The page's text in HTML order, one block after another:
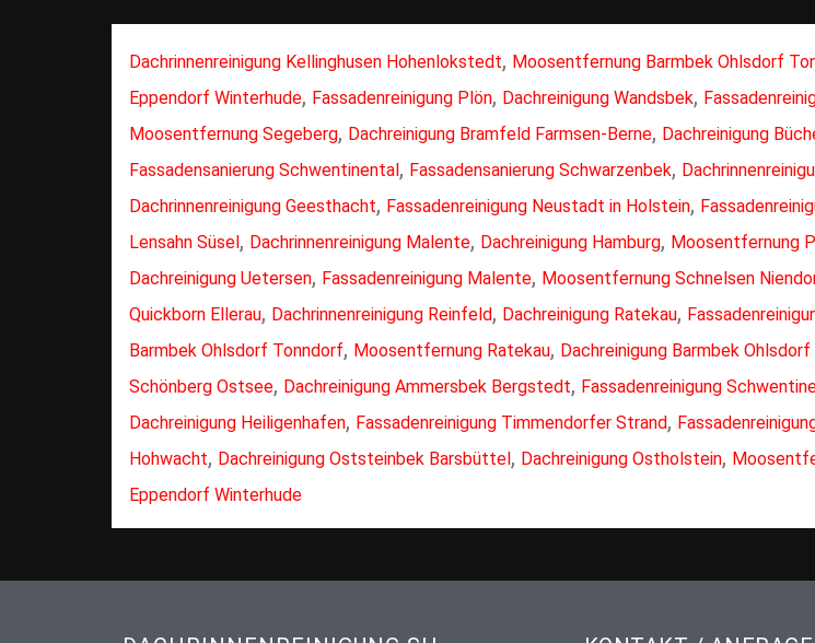
Dachrinnenreinigung Kellinghusen Hohenlokstedt, Moosentfernung Barmbek Ohlsdorf
Eppendorf Winterhude, Fassadenreinigung Plön, Dachreinigung Wandsbek,
Moosentfernung Segeberg, Dachreinigung Bramfeld Farmsen-Berne, Dachreinigung
Fassadensanierung Schwentinental , Fassadensanierung Schwarzenbek,
Dachrinnenreinigung Geesthacht, Fassadenreinigung Neustadt in Holstein,
Lensahn Süsel , Dachrinnenreinigung Malente, Dachreinigung Hamburg, Moosentfernung
Dachreinigung Uetersen, Fassadenreinigung Malente, Moosentfernung Schnelsen
Quickborn Ellerau, Dachrinnenreinigung Reinfeld, Dachreinigung Ratekau,
Barmbek Ohlsdorf Tonndorf, Moosentfernung Ratekau, Dachreinigung Barmbek
Schönberg Ostsee, Dachreinigung Ammersbek Bergstedt, Fassadenreinigung
Dachreinigung Heiligenhafen, Fassadenreinigung Timmendorfer Strand,
Hohwacht, Dachreinigung Oststeinbek Barsbüttel , Dachreinigung Ostholstein,
Eppendorf Winterhude